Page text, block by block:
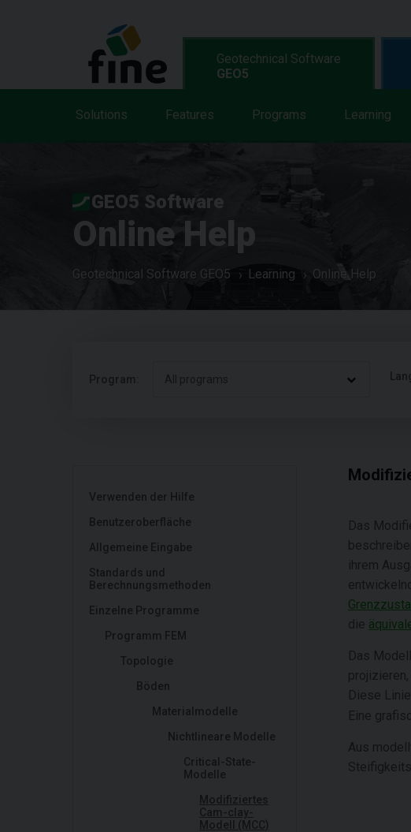
Geotechnical Software
GEO5
Solutions Features Programs Learning
GEO5 Software
Online Help
Geotechnical Software GEO5 Learning Online Help
Program: All programs
Verwenden der Hilfe
Benutzeroberfläche
Allgemeine Eingabe
Standards und
Berechnungsmethoden
Einzelne Programme
Programm FEM
Topologie
Böden
Materialmodelle
Nichtlineare Modelle
Critical-State-
Modelle
Modifiziertes
Cam-clay-
Modell (MCC)
Das
ihrem
die
Das
Diese
Eine
Aus